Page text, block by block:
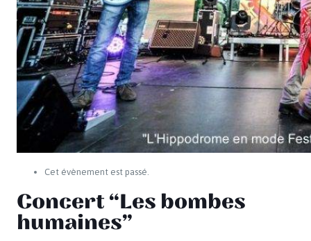
Cet évènement est passé.
Concert “Les bombes
humaines”